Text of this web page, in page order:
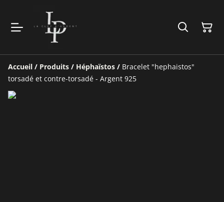
Accueil / Produits / Héphaïstos / Bracelet "hephaistos"
torsadé et contre-torsadé - Argent 925